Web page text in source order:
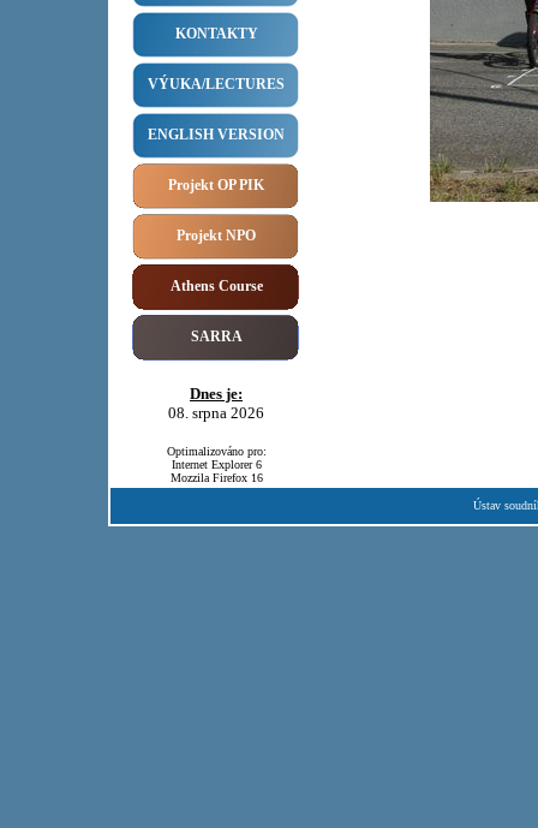
KONTAKTY
VÝUKA/LECTURES
ENGLISH VERSION
Projekt OP PIK
Projekt NPO
Athens Course
SARRA
Dnes je:
08. srpna 2026
Optimalizováno pro:
Internet Explorer 6
Mozzila Firefox 16
Ústav